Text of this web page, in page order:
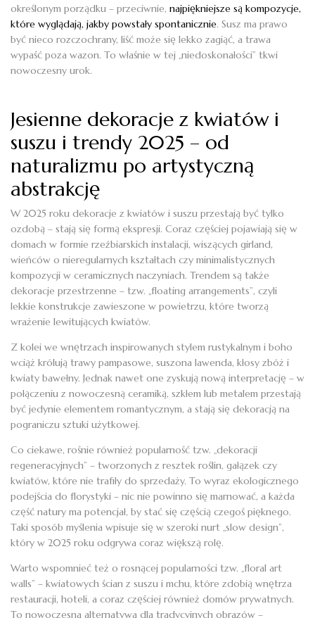
określonym porządku – przeciwnie, najpiękniejsze są kompozycje,
które wyglądają, jakby powstały spontanicznie. Susz ma prawo
być nieco rozczochrany, liść może się lekko zagiąć, a trawa
wypaść poza wazon. To właśnie w tej „niedoskonałości” tkwi
nowoczesny urok.
Jesienne dekoracje z kwiatów i
suszu i trendy 2025 – od
naturalizmu po artystyczną
abstrakcję
W 2025 roku dekoracje z kwiatów i suszu przestają być tylko
ozdobą – stają się formą ekspresji. Coraz częściej pojawiają się w
domach w formie rzeźbiarskich instalacji, wiszących girland,
wieńców o nieregularnych kształtach czy minimalistycznych
kompozycji w ceramicznych naczyniach. Trendem są także
dekoracje przestrzenne – tzw. „floating arrangements”, czyli
lekkie konstrukcje zawieszone w powietrzu, które tworzą
wrażenie lewitujących kwiatów.
Z kolei we wnętrzach inspirowanych stylem rustykalnym i boho
wciąż królują trawy pampasowe, suszona lawenda, kłosy zbóż i
kwiaty bawełny. Jednak nawet one zyskują nową interpretację – w
połączeniu z nowoczesną ceramiką, szkłem lub metalem przestają
być jedynie elementem romantycznym, a stają się dekoracją na
pograniczu sztuki użytkowej.
Co ciekawe, rośnie również popularność tzw. „dekoracji
regeneracyjnych” – tworzonych z resztek roślin, gałązek czy
kwiatów, które nie trafiły do sprzedaży. To wyraz ekologicznego
podejścia do florystyki – nic nie powinno się marnować, a każda
część natury ma potencjał, by stać się częścią czegoś pięknego.
Taki sposób myślenia wpisuje się w szeroki nurt „slow design”,
który w 2025 roku odgrywa coraz większą rolę.
Warto wspomnieć też o rosnącej popularności tzw. „floral art
walls” – kwiatowych ścian z suszu i mchu, które zdobią wnętrza
restauracji, hoteli, a coraz częściej również domów prywatnych.
To nowoczesna alternatywa dla tradycyjnych obrazów –